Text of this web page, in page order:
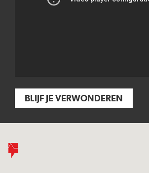
BLIJF JE VERWONDEREN